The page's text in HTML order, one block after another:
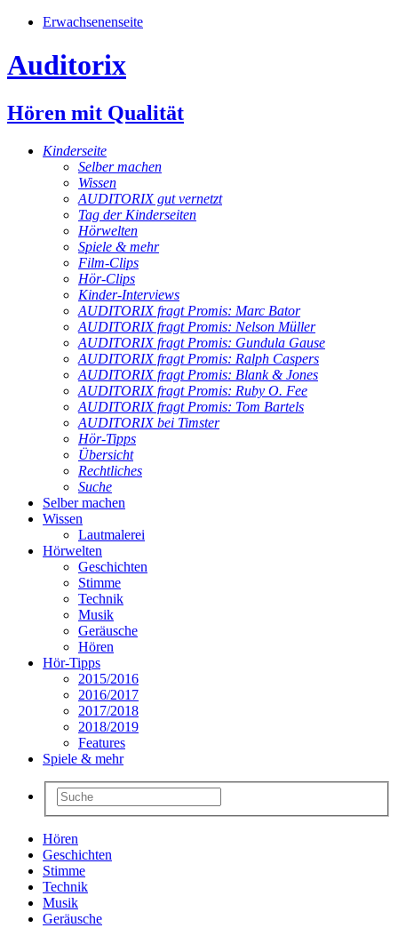
Erwachsenenseite
Auditorix
Hören mit Qualität
Kinderseite
Selber machen
Wissen
AUDITORIX gut vernetzt
Tag der Kinderseiten
Hörwelten
Spiele & mehr
Film-Clips
Hör-Clips
Kinder-Interviews
AUDITORIX fragt Promis: Marc Bator
AUDITORIX fragt Promis: Nelson Müller
AUDITORIX fragt Promis: Gundula Gause
AUDITORIX fragt Promis: Ralph Caspers
AUDITORIX fragt Promis: Blank & Jones
AUDITORIX fragt Promis: Ruby O. Fee
AUDITORIX fragt Promis: Tom Bartels
AUDITORIX bei Timster
Hör-Tipps
Übersicht
Rechtliches
Suche
Selber machen
Wissen
Lautmalerei
Hörwelten
Geschichten
Stimme
Technik
Musik
Geräusche
Hören
Hör-Tipps
2015/2016
2016/2017
2017/2018
2018/2019
Features
Spiele & mehr
Hören
Geschichten
Stimme
Technik
Musik
Geräusche